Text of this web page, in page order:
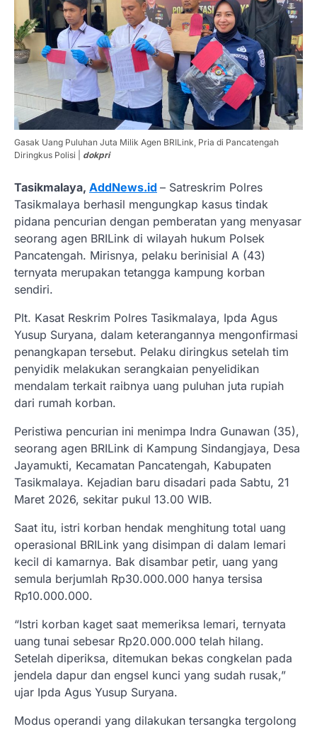
Gasak Uang Puluhan Juta Milik Agen BRILink, Pria di Pancatengah
Diringkus Polisi | dokpri
Tasikmalaya, AddNews.id – Satreskrim Polres
Tasikmalaya berhasil mengungkap kasus tindak
pidana pencurian dengan pemberatan yang menyasar
seorang agen BRILink di wilayah hukum Polsek
Pancatengah. Mirisnya, pelaku berinisial A (43)
ternyata merupakan tetangga kampung korban
sendiri.
Plt. Kasat Reskrim Polres Tasikmalaya, Ipda Agus
Yusup Suryana, dalam keterangannya mengonfirmasi
penangkapan tersebut. Pelaku diringkus setelah tim
penyidik melakukan serangkaian penyelidikan
mendalam terkait raibnya uang puluhan juta rupiah
dari rumah korban.
Peristiwa pencurian ini menimpa Indra Gunawan (35),
seorang agen BRILink di Kampung Sindangjaya, Desa
Jayamukti, Kecamatan Pancatengah, Kabupaten
Tasikmalaya. Kejadian baru disadari pada Sabtu, 21
Maret 2026, sekitar pukul 13.00 WIB.
Saat itu, istri korban hendak menghitung total uang
operasional BRILink yang disimpan di dalam lemari
kecil di kamarnya. Bak disambar petir, uang yang
semula berjumlah Rp30.000.000 hanya tersisa
Rp10.000.000.
“Istri korban kaget saat memeriksa lemari, ternyata
uang tunai sebesar Rp20.000.000 telah hilang.
Setelah diperiksa, ditemukan bekas congkelan pada
jendela dapur dan engsel kunci yang sudah rusak,”
ujar Ipda Agus Yusup Suryana.
Modus operandi yang dilakukan tersangka tergolong